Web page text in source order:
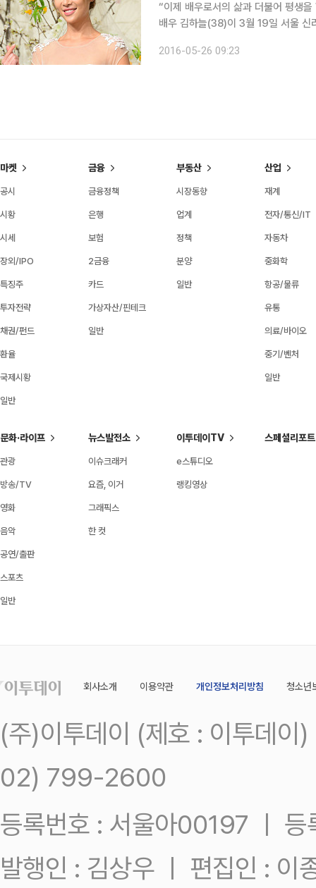
“이제 배우로서의 삶과 더불어 평생
배우 김하늘(38)이 3월 19일 서울 신
수 가희(36)도 3월 26일 세 살 연상
2016-05-26 09:23
마켓
공시
시황
시세
장외/IPO
특징주
투자전략
채권/펀드
환율
국제시황
일반
금융
금융정책
은행
보험
2금융
카드
가상자산/핀테크
일반
부동산
시장동향
업계
정책
분양
일반
산업
재계
전자/통신/IT
자동차
중화학
항공/물류
유통
의료/바이오
중기/벤처
일반
문화·라이프
관광
방송/TV
영화
음악
공연/출판
스포츠
일반
뉴스발전소
이슈크래커
요즘, 이거
그래픽스
한 컷
이투데이TV
e스튜디오
랭킹영상
스페셜리포트
회사소개 이용약관 개인정보처리방침 청소년
(주)이투데이 (제호 : 이투데
02) 799-2600
등록번호 : 서울아00197 ㅣ
발행인 : 김상우 ㅣ 편집인 : 이